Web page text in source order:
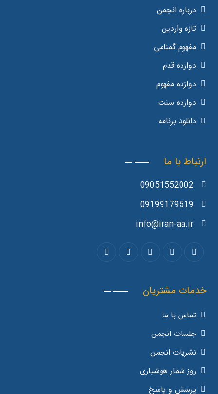
درباره انجمن
تازه واردین
مفهوم گمنامی
دوازده قدم
دوازده مفهوم
دوازده سنت
دانلود برنامه
ارتباط با ما
09051552002
09199179519
info@iran-aa.ir
خدمات مشتریان
تماس با ما
جلسات انجمن
نشریات انجمن
روز شمار هوشیاری
پرسش و پاسخ